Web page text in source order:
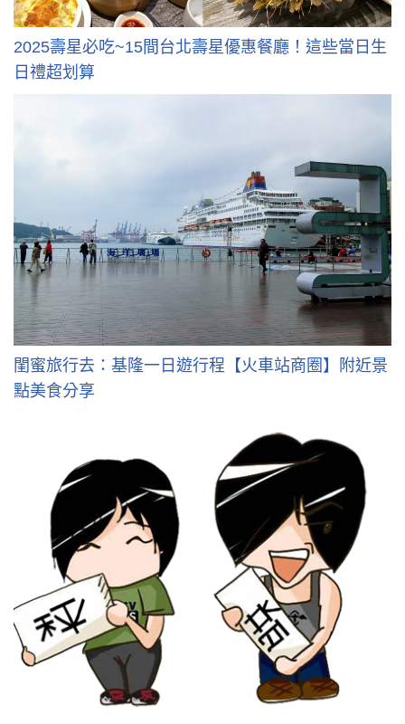
2025壽星必吃~15間台北壽星優惠餐廳！這些當日生
日禮超划算
閨蜜旅行去：基隆一日遊行程【火車站商圈】附近景
點美食分享